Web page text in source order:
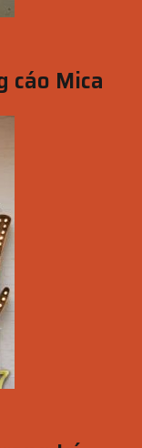
cáo Mica